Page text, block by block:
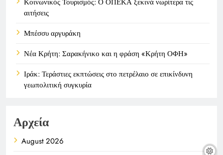
αιτήσεις
Μπέσσυ αργυράκη
Νέα Κρήτη: Σαρακήνικο και η φράση «Κρήτη ΟΦΗ»
Ιράκ: Τεράστιες εκπτώσεις στο πετρέλαιο σε επικίνδυνη
γεωπολιτική συγκυρία
Αρχεία
August 2026